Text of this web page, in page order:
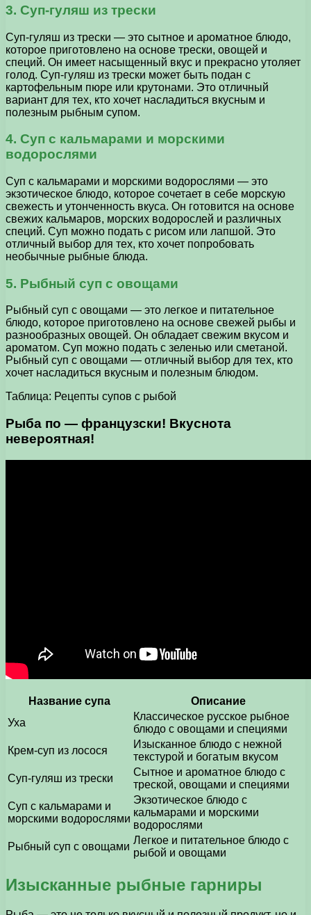
3. Суп-гуляш из трески
Суп-гуляш из трески — это сытное и ароматное блюдо,
которое приготовлено на основе трески, овощей и
специй. Он имеет насыщенный вкус и прекрасно утоляет
голод. Суп-гуляш из трески может быть подан с
картофельным пюре или крутонами. Это отличный
вариант для тех, кто хочет насладиться вкусным и
полезным рыбным супом.
4. Суп с кальмарами и морскими
водорослями
Суп с кальмарами и морскими водорослями — это
экзотическое блюдо, которое сочетает в себе морскую
свежесть и утонченность вкуса. Он готовится на основе
свежих кальмаров, морских водорослей и различных
специй. Суп можно подать с рисом или лапшой. Это
отличный выбор для тех, кто хочет попробовать
необычные рыбные блюда.
5. Рыбный суп с овощами
Рыбный суп с овощами — это легкое и питательное
блюдо, которое приготовлено на основе свежей рыбы и
разнообразных овощей. Он обладает свежим вкусом и
ароматом. Суп можно подать с зеленью или сметаной.
Рыбный суп с овощами — отличный выбор для тех, кто
хочет насладиться вкусным и полезным блюдом.
Таблица: Рецепты супов с рыбой
Рыба по — французски! Вкуснота
невероятная!
Название супа
Описание
Уха
Классическое русское рыбное
блюдо с овощами и специями
Крем-суп из лосося
Изысканное блюдо с нежной
текстурой и богатым вкусом
Суп-гуляш из трески
Сытное и ароматное блюдо с
треской, овощами и специями
Суп с кальмарами и
морскими водорослями
Экзотическое блюдо с
кальмарами и морскими
водорослями
Рыбный суп с овощами
Легкое и питательное блюдо с
рыбой и овощами
Изысканные рыбные гарниры